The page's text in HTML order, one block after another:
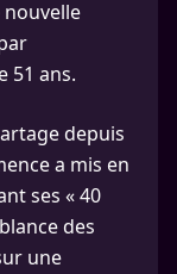
51 ans.
depuis
a mis en
ses « 40
des
une